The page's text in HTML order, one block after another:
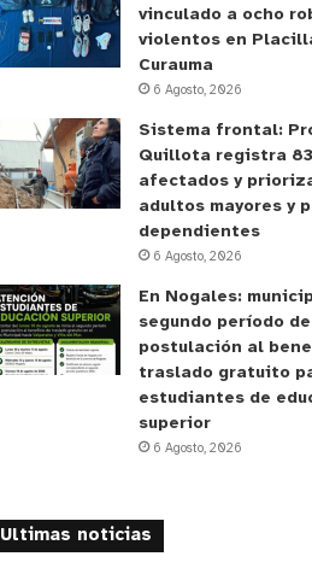
vinculado a ocho
violentos en
Curauma
6 Agosto, 2026
Sistema frontal:
Quillota registra
afectados y
adultos mayores y
dependientes
6 Agosto, 2026
En Nogales:
segundo período de
postulación al
traslado gratuito
estudiantes de
superior
6 Agosto, 2026
Ultimas noticias